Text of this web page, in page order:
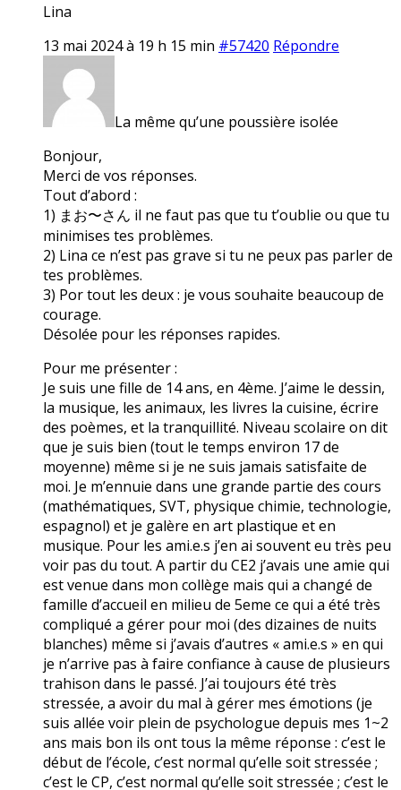
Lina
13 mai 2024 à 19 h 15 min #57420 Répondre
La même qu’une poussière isolée
Bonjour,
Merci de vos réponses.
Tout d’abord :
1) まお〜さん il ne faut pas que tu t’oublie ou que tu
minimises tes problèmes.
2) Lina ce n’est pas grave si tu ne peux pas parler de
tes problèmes.
3) Por tout les deux : je vous souhaite beaucoup de
courage.
Désolée pour les réponses rapides.
Pour me présenter :
Je suis une fille de 14 ans, en 4ème. J’aime le dessin,
la musique, les animaux, les livres la cuisine, écrire
des poèmes, et la tranquillité. Niveau scolaire on dit
que je suis bien (tout le temps environ 17 de
moyenne) même si je ne suis jamais satisfaite de
moi. Je m’ennuie dans une grande partie des cours
(mathématiques, SVT, physique chimie, technologie,
espagnol) et je galère en art plastique et en
musique. Pour les ami.e.s j’en ai souvent eu très peu
voir pas du tout. A partir du CE2 j’avais une amie qui
est venue dans mon collège mais qui a changé de
famille d’accueil en milieu de 5eme ce qui a été très
compliqué a gérer pour moi (des dizaines de nuits
blanches) même si j’avais d’autres « ami.e.s » en qui
je n’arrive pas à faire confiance à cause de plusieurs
trahison dans le passé. J’ai toujours été très
stressée, a avoir du mal à gérer mes émotions (je
suis allée voir plein de psychologue depuis mes 1~2
ans mais bon ils ont tous la même réponse : c’est le
début de l’école, c’est normal qu’elle soit stressée ;
c’est le CP, c’est normal qu’elle soit stressée ; c’est le